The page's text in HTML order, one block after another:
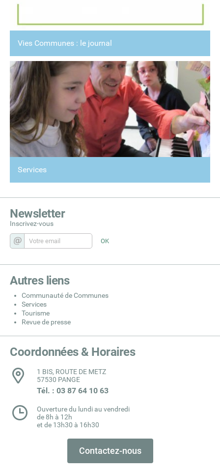
Vies Communes : le journal
Services
Newsletter
Inscrivez-vous
Autres liens
Communauté de Communes
Services
Tourisme
Revue de presse
Coordonnées & Horaires
1 BIS, ROUTE DE METZ
57530 PANGE
Tél. : 03 87 64 10 63
Ouverture du lundi au vendredi
de 8h à 12h
et de 13h30 à 16h30
Contactez-nous